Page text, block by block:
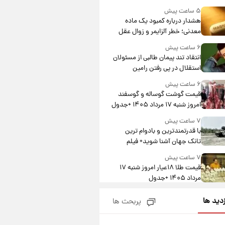
درآمد یوفا
۵ ساعت پیش
هشدار درباره کمبود یک ماده
معدنی؛ خطر آلزایمر و زوال عقل
افزایش می‌یابد؟
۶ ساعت پیش
انتقاد تند پیمان طالبی از مسئولان
استقلال در پی رفتن رامین
رضاییان+ عکس
۶ ساعت پیش
قیمت گوشت گوساله و گوسفند
امروز شنبه ۱۷ مرداد ۱۴۰۵ +جدول
۷ ساعت پیش
با قدرتمندترین و بادوام ترین
تانک جهان آشنا شوید+ فیلم
۷ ساعت پیش
قیمت طلا ۱۸عیار امروز شنبه ۱۷
مرداد ۱۴۰۵ +جدول
قیمت محصولات ایران‌خودرو و
سایپا امروز شنبه ۱۷ مرداد ۱۴۰۵
ها پربحث ها